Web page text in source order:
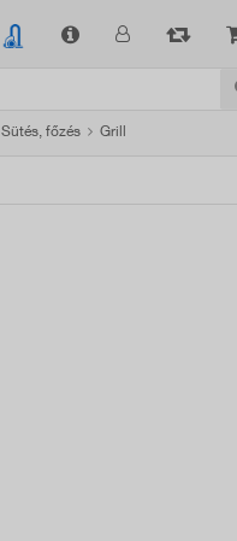
Sütés, főzés Grill